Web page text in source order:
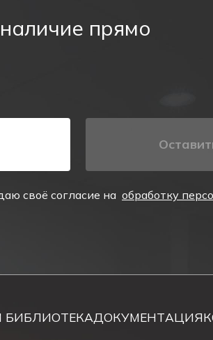
аварийного светодиодного
прямо
своё согласие на обработку
БИБЛИОТЕКАДОКУМЕНТАЦИЯ